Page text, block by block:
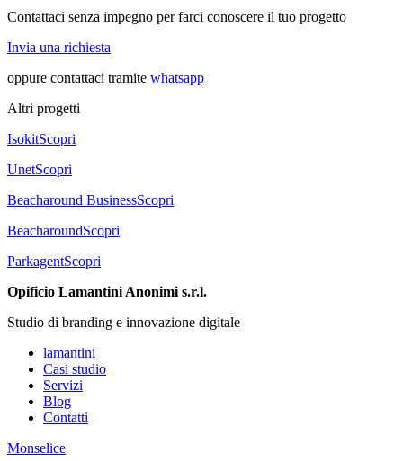
Contattaci senza impegno per farci conoscere il tuo progetto
Invia una richiesta
oppure contattaci tramite whatsapp
Altri progetti
IsokitScopri
UnetScopri
Beacharound BusinessScopri
BeacharoundScopri
ParkagentScopri
Opificio Lamantini Anonimi s.r.l.
Studio di branding e innovazione digitale
lamantini
Casi studio
Servizi
Blog
Contatti
Monselice